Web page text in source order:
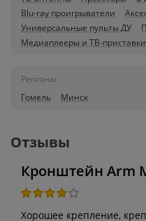
Blu-ray проигрыватели
Универсальные пульты ДУ
Медиаплееры и ТВ-приставки
Регионы
Гомель
Минск
Отзывы
Кронштейн Arm
Хорошее крепление,